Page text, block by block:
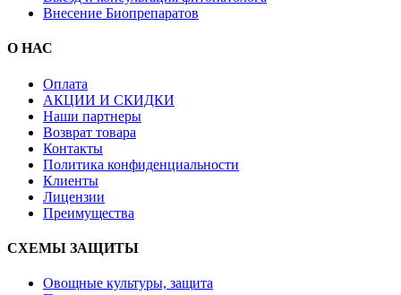
Внесение Биопрепаратов
О НАС
Оплата
АКЦИИ И СКИДКИ
Наши партнеры
Возврат товара
Контакты
Политика конфиденциальности
Клиенты
Лицензии
Преимущества
СХЕМЫ ЗАЩИТЫ
Овощные культуры, защита